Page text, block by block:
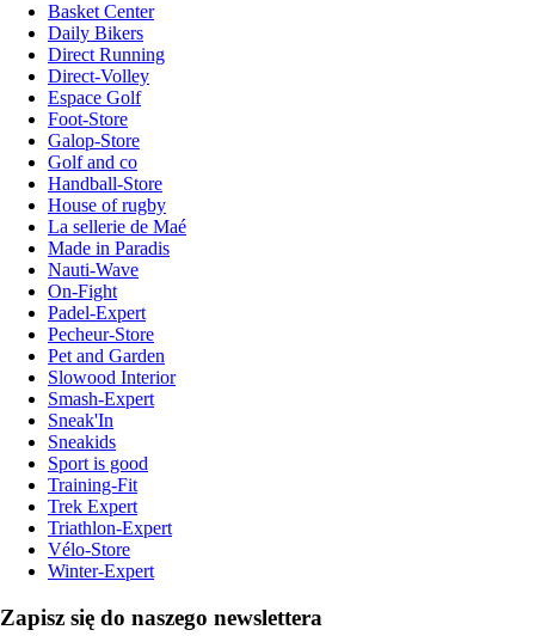
Basket Center
Daily Bikers
Direct Running
Direct-Volley
Espace Golf
Foot-Store
Galop-Store
Golf and co
Handball-Store
House of rugby
La sellerie de Maé
Made in Paradis
Nauti-Wave
On-Fight
Padel-Expert
Pecheur-Store
Pet and Garden
Slowood Interior
Smash-Expert
Sneak'In
Sneakids
Sport is good
Training-Fit
Trek Expert
Triathlon-Expert
Vélo-Store
Winter-Expert
Zapisz się do naszego newslettera